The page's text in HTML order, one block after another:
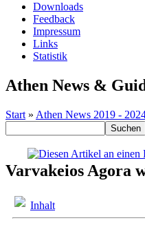
Downloads
Feedback
Impressum
Links
Statistik
Athen News &
Start » Athen News 2019 -
Varvakeios Agora
Inhalt